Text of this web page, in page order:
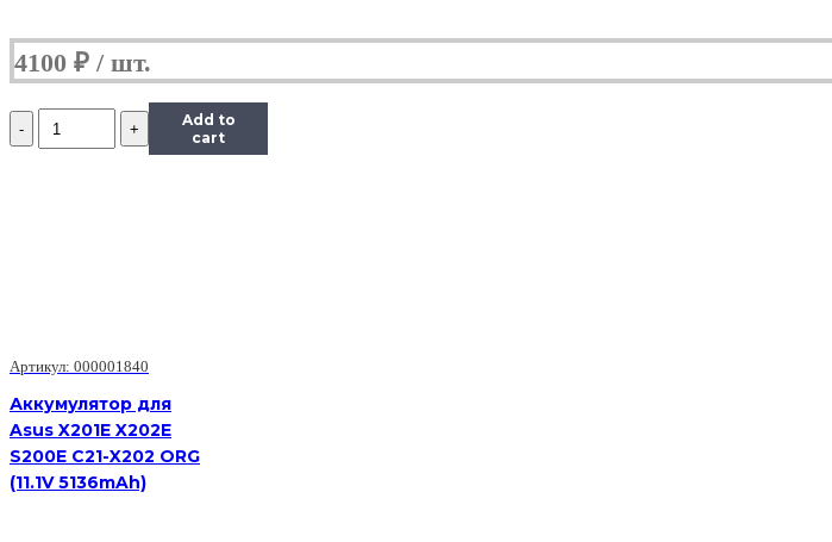
4100 ₽
Количество
Аккумулятор
Add to
cart
Артикул: 000001840
Аккумулятор для
Asus X201E X202E
S200E C21-X202 ORG
(11.1V 5136mAh)